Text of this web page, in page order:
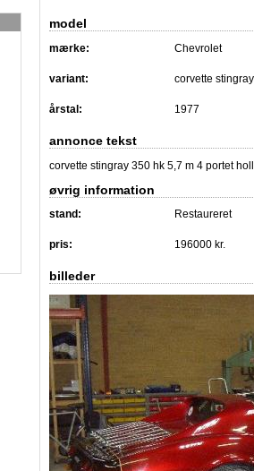
model
mærke: Chevrolet
variant: corvette stingray
årstal: 1977
annonce tekst
corvette stingray 350 hk 5,7 m 4 portet
øvrig information
stand: Restaureret
pris: 196000 kr.
billeder